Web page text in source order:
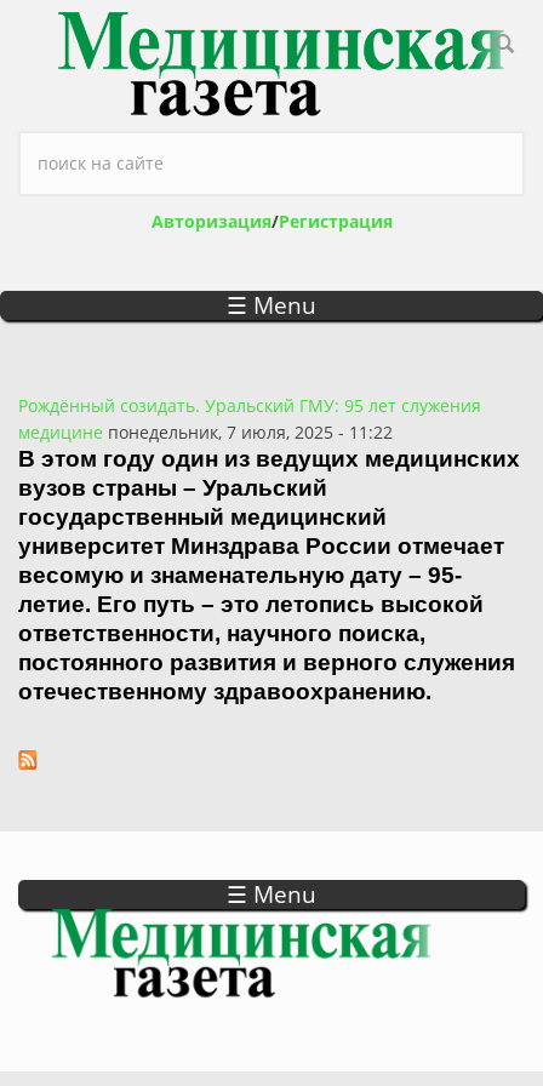
Перейти к основному содержанию
Форма поиска
Авторизация/Регистрация
☰ Menu
Рождённый созидать. Уральский ГМУ: 95 лет служения
медицине понедельник, 7 июля, 2025 - 11:22
В этом году один из ведущих медицинских
вузов страны – Уральский
государственный медицинский
университет Минздрава России отмечает
весомую и знаменательную дату – 95­-
летие. Его путь – это летопись высокой
ответственности, научного поиска,
постоянного развития и верного служения
отечественному здравоохранению.
☰ Menu